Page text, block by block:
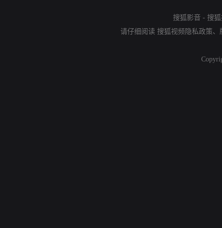
搜狐影音 - 搜
请仔细阅读 搜狐视频隐私政策、